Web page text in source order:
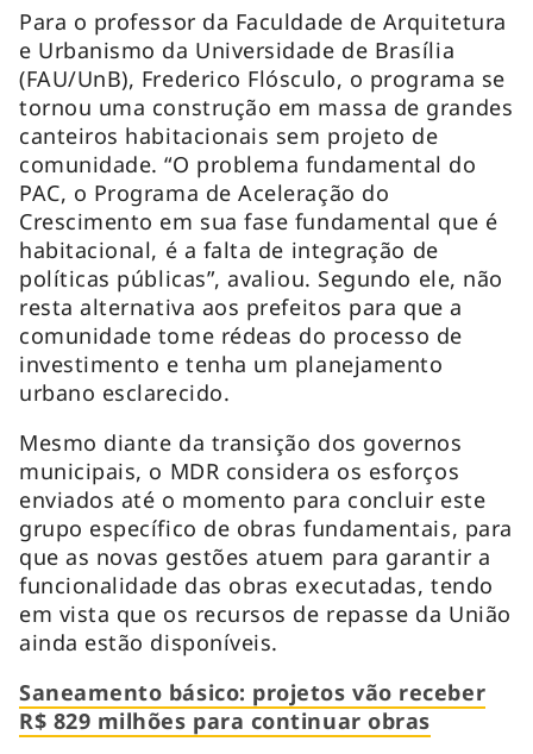
Para o professor da Faculdade de Arquitetura
e Urbanismo da Universidade de Brasília
(FAU/UnB), Frederico Flósculo, o programa se
tornou uma construção em massa de grandes
canteiros habitacionais sem projeto de
comunidade. “O problema fundamental do
PAC, o Programa de Aceleração do
Crescimento em sua fase fundamental que é
habitacional, é a falta de integração de
políticas públicas”, avaliou. Segundo ele, não
resta alternativa aos prefeitos para que a
comunidade tome rédeas do processo de
investimento e tenha um planejamento
urbano esclarecido.
Mesmo diante da transição dos governos
municipais, o MDR considera os esforços
enviados até o momento para concluir este
grupo específico de obras fundamentais, para
que as novas gestões atuem para garantir a
funcionalidade das obras executadas, tendo
em vista que os recursos de repasse da União
ainda estão disponíveis.
Saneamento básico: projetos vão receber
R$ 829 milhões para continuar obras